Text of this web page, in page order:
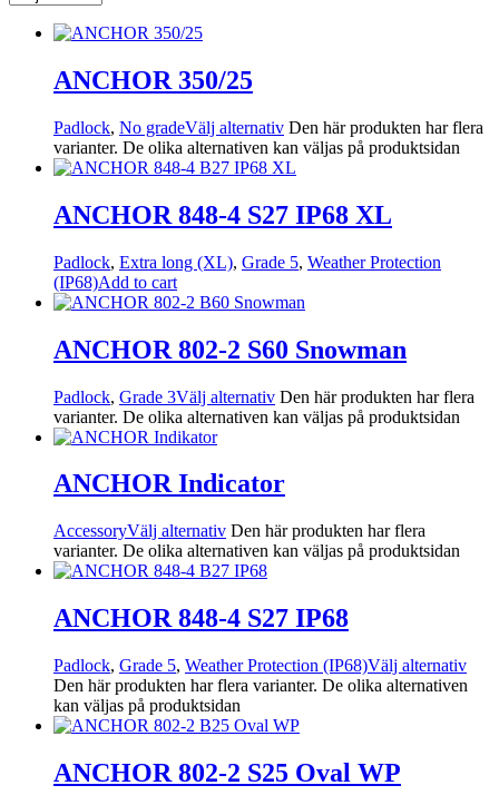
ANCHOR 350/25
Padlock, No gradeVälj alternativ Den här produkten har flera
varianter. De olika alternativen kan väljas på produktsidan
ANCHOR 848-4 S27 IP68 XL
Padlock, Extra long (XL), Grade 5, Weather Protection
(IP68)Add to cart
ANCHOR 802-2 S60 Snowman
Padlock, Grade 3Välj alternativ Den här produkten har flera
varianter. De olika alternativen kan väljas på produktsidan
ANCHOR Indicator
AccessoryVälj alternativ Den här produkten har flera
varianter. De olika alternativen kan väljas på produktsidan
ANCHOR 848-4 S27 IP68
Padlock, Grade 5, Weather Protection (IP68)Välj alternativ
Den här produkten har flera varianter. De olika alternativen
kan väljas på produktsidan
ANCHOR 802-2 S25 Oval WP